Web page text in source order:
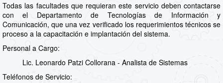
Todas las facultades que requieran este servicio deben contactarse
con el Departamento de Tecnologías de Información y
Comunicación, que una vez verificado los requerimientos técnicos se
proceso a la capacitación e implantación del sistema.
Personal a Cargo:
Lic. Leonardo Patzi Collorana - Analista de Sistemas
Teléfonos de Servicio: